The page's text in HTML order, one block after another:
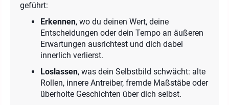
geführt:
Erkennen, wo du deinen Wert, deine
Entscheidungen oder dein Tempo an äußeren
Erwartungen ausrichtest und dich dabei
innerlich verlierst.
Loslassen, was dein Selbstbild schwächt: alte
Rollen, innere Antreiber, fremde Maßstäbe oder
überholte Geschichten über dich selbst.